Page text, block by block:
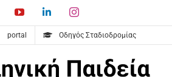
FacebookYouTubeLinkedInInstagram
portal Οδηγός Σταδιοδρομίας